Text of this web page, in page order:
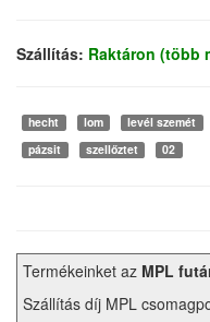
Szállítás: Raktáron (több
hecht lom levél szemét
pázsit
szellőztet 02
Termékeinket az MPL
Szállítás díj MPL